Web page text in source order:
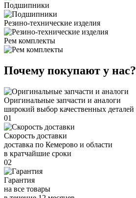
Подшипники
Резино-технические изделия
Рем комплекты
Почему покупают у нас?
Оригинальные запчасти и аналоги
широкий выбор качественных деталей
01
Скорость доставки
доставка по Кемерово и области
в кратчайшие сроки
02
Гарантия
на все товары